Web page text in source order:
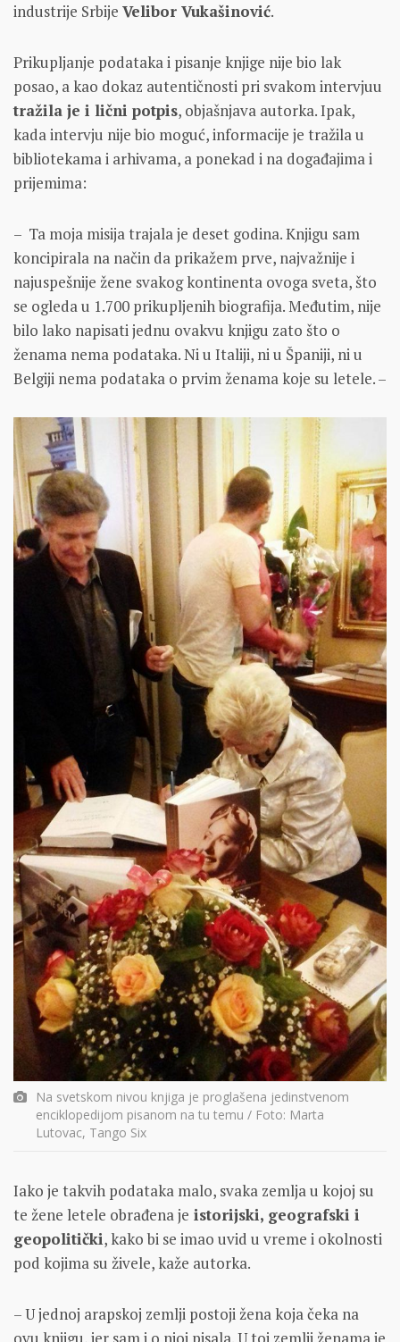
industrije Srbije Velibor Vukašinović.
Prikupljanje podataka i pisanje knjige nije bio lak
posao, a kao dokaz autentičnosti pri svakom intervjuu
tražila je i lični potpis, objašnjava autorka. Ipak,
kada intervju nije bio moguć, informacije je tražila u
bibliotekama i arhivama, a ponekad i na događajima i
prijemima:
– Ta moja misija trajala je deset godina. Knjigu sam
koncipirala na način da prikažem prve, najvažnije i
najuspešnije žene svakog kontinenta ovoga sveta, što
se ogleda u 1.700 prikupljenih biografija. Međutim, nije
bilo lako napisati jednu ovakvu knjigu zato što o
ženama nema podataka. Ni u Italiji, ni u Španiji, ni u
Belgiji nema podataka o prvim ženama koje su letele. –
Na svetskom nivou knjiga je proglašena jedinstvenom
enciklopedijom pisanom na tu temu / Foto: Marta
Lutovac, Tango Six
Iako je takvih podataka malo, svaka zemlja u kojoj su
te žene letele obrađena je istorijski, geografski i
geopolitički, kako bi se imao uvid u vreme i okolnosti
pod kojima su živele, kaže autorka.
– U jednoj arapskoj zemlji postoji žena koja čeka na